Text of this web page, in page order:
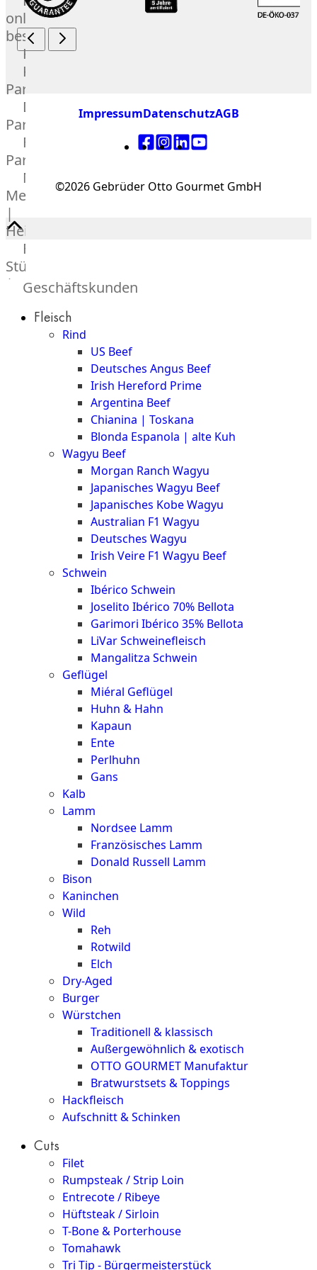
online
bestellen
Karriere
Kochschul-
Partner
Depot-
Partner
Frischetheken-
Partner
Männer
Metzger
|
Heinsberg
Feinkost
Stüttgen
|
The
Geschäftskunden
Fleisch
Rind
US Beef
Deutsches Angus Beef
Irish Hereford Prime
Argentina Beef
Chianina | Toskana
Blonda Espanola | alte Kuh
Wagyu Beef
Morgan Ranch Wagyu
Japanisches Wagyu Beef
Japanisches Kobe Wagyu
Australian F1 Wagyu
Deutsches Wagyu
Irish Veire F1 Wagyu Beef
Schwein
Ibérico Schwein
Joselito Ibérico 70% Bellota
Garimori Ibérico 35% Bellota
LiVar Schweinefleisch
Mangalitza Schwein
Geflügel
Miéral Geflügel
Huhn & Hahn
Kapaun
Ente
Perlhuhn
Gans
Kalb
Lamm
Nordsee Lamm
Französisches Lamm
Donald Russell Lamm
Bison
Kaninchen
Wild
Reh
Rotwild
Elch
Dry-Aged
Burger
Würstchen
Traditionell & klassisch
Außergewöhnlich & exotisch
OTTO GOURMET Manufaktur
Bratwurstsets & Toppings
Hackfleisch
Aufschnitt & Schinken
Cuts
Filet
Rumpsteak / Strip Loin
Entrecote / Ribeye
Hüftsteak / Sirloin
T-Bone & Porterhouse
Tomahawk
Tri Tip - Bürgermeisterstück
ImpressumDatenschutzAGB
©2026 Gebrüder Otto Gourmet GmbH